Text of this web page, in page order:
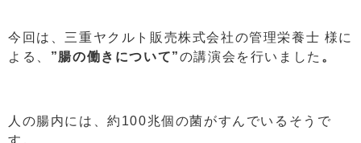
今回は、三重ヤクルト販売株式会社の管理栄養士 様に
よる、 ”腸の働きについて”の講演会を行いました 。
人の腸内には、約100兆個の菌がすんでいるそうで
す。